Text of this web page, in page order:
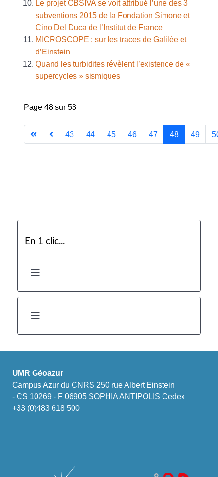
Le projet OBSIVA se voit attribué l’une des 3
subventions 2015 de la Fondation Simone et
Cino Del Duca de l’Institut de France
MICROSCOPE : sur les traces de Galilée et
d’Einstein
Quand les turbidites révèlent l’existence de «
supercycles » sismiques
Page 48 sur 53
43 44 45 46 47 48 49
En 1 clic...
UMR Géoazur
Campus Azur du CNRS 250 rue Albert Einstein
- CS 10269 - F 06905 SOPHIA ANTIPOLIS Cedex
+33 (0)483 618 500